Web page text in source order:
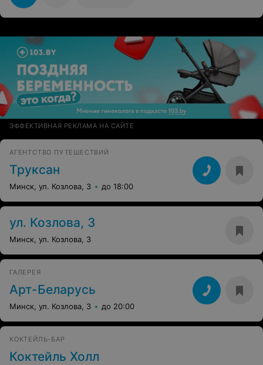
больше не придем.
ЭФФЕКТИВНАЯ РЕКЛАМА НА САЙТЕ
АГЕНТСТВО ПУТЕШЕСТВИЙ
Труксан
Минск, ул. Козлова, 3 до 18:00
ул. Козлова, 3
Минск, ул. Козлова, 3
ГАЛЕРЕЯ
Арт-Беларусь
Минск, ул. Козлова, 3 до 20:00
КОКТЕЙЛЬ-БАР
Коктейль Холл